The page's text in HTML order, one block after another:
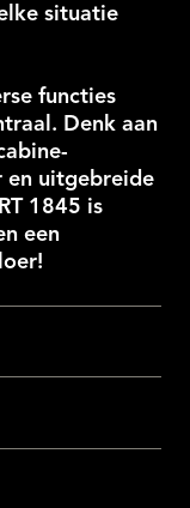
situatie
functies
Denk aan
en uitgebreide
1845 is
een